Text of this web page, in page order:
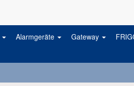
Alarmgeräte Gateway